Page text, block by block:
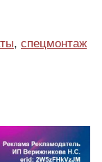
, спецмонтаж